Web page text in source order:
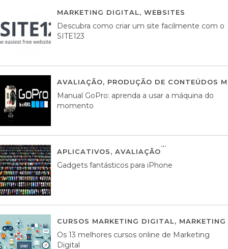
MARKETING DIGITAL, WEBSITES
Descubra como criar um site facilmente com o
SITE123
AVALIAÇÃO, PRODUÇÃO DE CONTEÚDOS
Manual GoPro: aprenda a usar a máquina do
momento
APLICATIVOS, AVALIAÇÃO
Gadgets fantásticos para iPhone
CURSOS MARKETING DIGITAL,
Os 13 melhores cursos online de Marketing
Digital